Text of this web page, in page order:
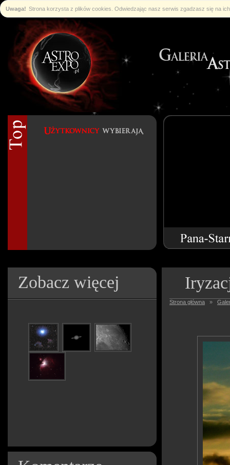
Uwaga! Strona korzysta z plików cookies. Odwiedzając nasz serwis zgadzasz się na
Zobacz więcej
Strona główna »